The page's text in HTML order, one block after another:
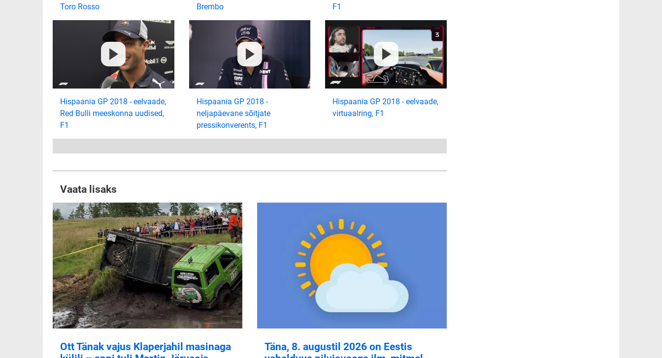
Toro Rosso
Brembo
F1
Hispaania GP 2018 - eelvaade,
Red Bulli meeskonna uudised,
F1
Hispaania GP 2018 -
neljapäevane sõitjate
pressikonverents, F1
Hispaania GP 2018 - eelvaade,
virtuaalring, F1
Vaata lisaks
Ott Tänak vajus Klaperjahil masinaga
Täna, 8. augustil 2026 on Eestis